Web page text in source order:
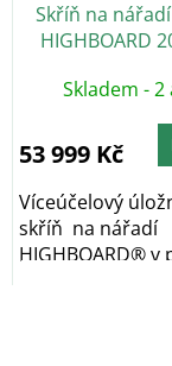
Skříň na
HIGHBOARD
Skladem -
53 999 Kč
Víceúčelový
skříň na nářadí
HIGHBOARD® v